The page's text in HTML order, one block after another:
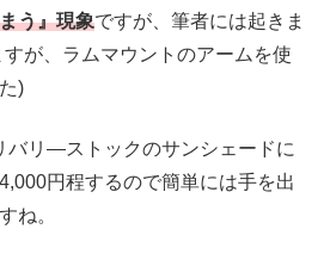
う』現象ですが、筆者には起きま
が、ラムマウントのアームを使
)
バリ―ストックのサンシェードに
円程するので簡単には手を出
ね。